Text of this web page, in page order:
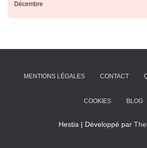
Décembre
MENTIONS LÉGALES CONTACT
COOKIES BLOG
Hestia | Développé par